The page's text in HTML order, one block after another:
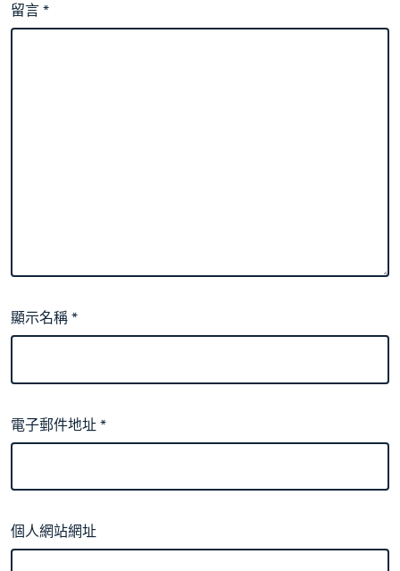
留言*
顯示名稱*
電子郵件地址*
個人網站網址